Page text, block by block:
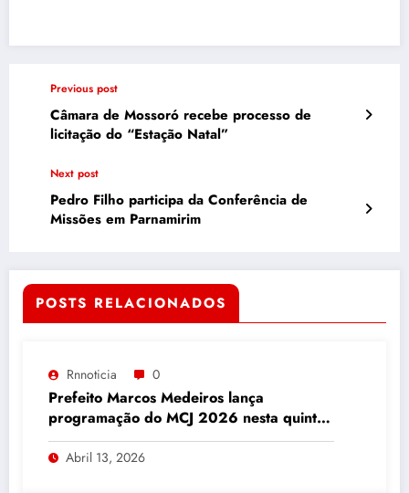
Previous post
Câmara de Mossoró recebe processo de
licitação do “Estação Natal”
Next post
Pedro Filho participa da Conferência de
Missões em Parnamirim
POSTS RELACIONADOS
Rnnoticia 0
Prefeito Marcos Medeiros lança
programação do MCJ 2026 nesta quinta-
feira
Abril 13, 2026